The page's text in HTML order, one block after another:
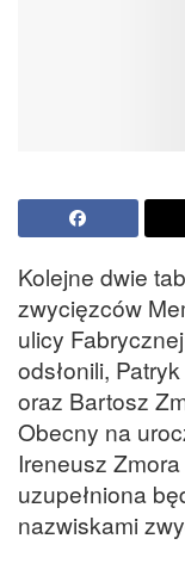
Kolejne dwie
zwycięzców
ulicy
odsłonili,
oraz Bartosz
Obecny na
Ireneusz
uzupełniona
nazwiskami